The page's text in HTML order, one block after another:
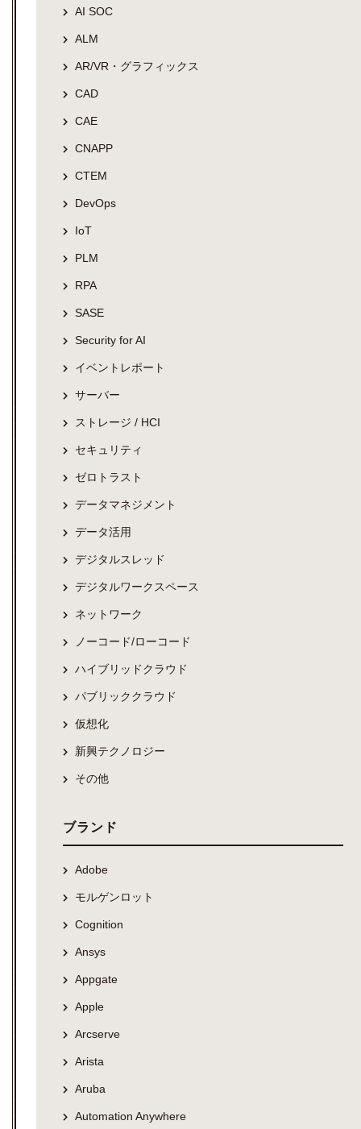
AI SOC
ALM
AR/VR・グラフィックス
CAD
CAE
CNAPP
CTEM
DevOps
IoT
PLM
RPA
SASE
Security for AI
イベントレポート
サーバー
ストレージ / HCI
セキュリティ
ゼロトラスト
データマネジメント
データ活用
デジタルスレッド
デジタルワークスペース
ネットワーク
ノーコード/ローコード
ハイブリッドクラウド
パブリッククラウド
仮想化
新興テクノロジー
その他
ブランド
Adobe
モルゲンロット
Cognition
Ansys
Appgate
Apple
Arcserve
Arista
Aruba
Automation Anywhere